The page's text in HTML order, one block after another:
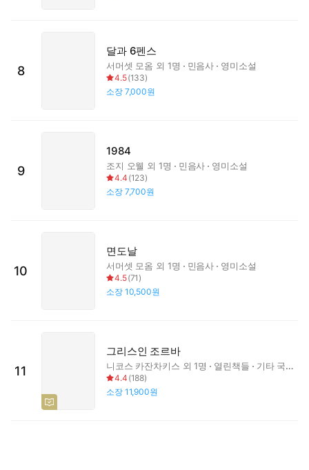
8
달과 6펜스
서머셋 모옴 외 1명 민음사 영미소설
4.5(133)
소장 7,000원
9
1984
조지 오웰 외 1명 민음사 영미소설
4.4 (123)
소장 7,700원
10
면도날
서머셋 모옴 외 1명 민음사 영미소설
4.5(71 )
소장 10,500원
11
그리스인 조르바
니코스 카잔차키스 외 1명 열린책들 기타 국가 소설
4.4 (188)
소장 11,900원